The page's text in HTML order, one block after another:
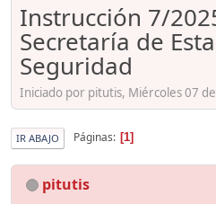
Instrucción 7/
Secretaría de
Seguridad
Iniciado por pitutis, Miércoles 07
IR ABAJO Páginas 1
pitutis